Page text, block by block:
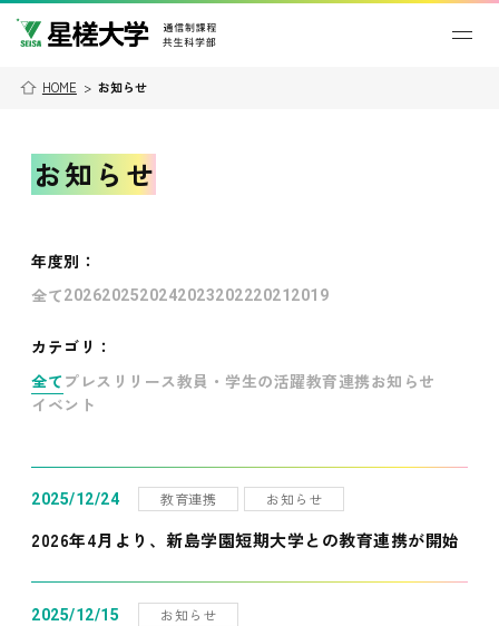
HOME > お知らせ
お知らせ
年度別 ：
全て202620252024202320222021 2019
カテゴリ：
全て プレスリリース教員・学生の活躍教育連携お知らせ
イベント
2025/12/24 教育連携 お知らせ
2026年4月より、新島学園短期大学との教育連携が開始
2025/12/15 お知らせ